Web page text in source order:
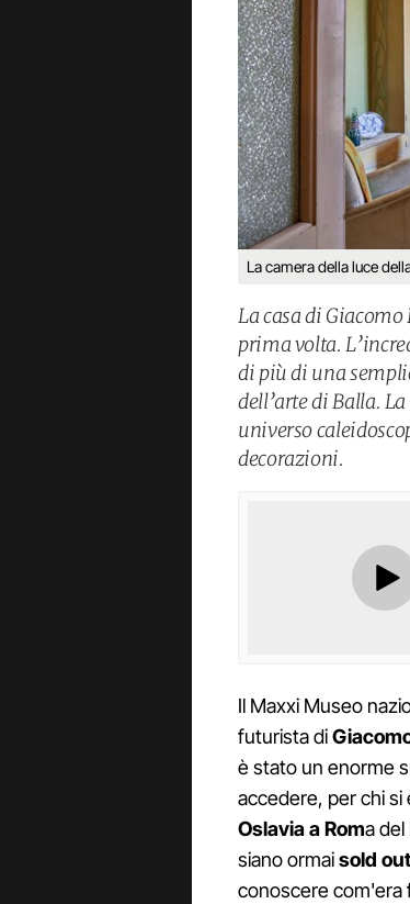
La camera della luce
La casa di
prima volta.
di più di una
dell’arte di Balla.
universo
decorazioni.
Il Maxxi Museo
futurista di
è stato un enorme
accedere, per chi
Oslavia a Roma
siano ormaisold out
conoscere com'era